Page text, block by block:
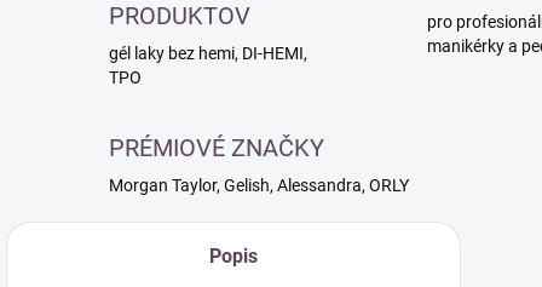
PRODUKTOV
gél laky bez hemi, DI-HEMI,
TPO
pro
manikérky a
PRÉMIOVÉ ZNAČKY
Morgan Taylor, Gelish, Alessandra, ORLY
Popis